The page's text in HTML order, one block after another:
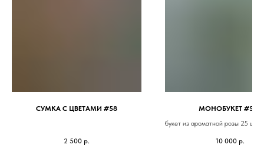
СУМКА С ЦВЕТАМИ #58
2 500 р.
МОНОБУКЕТ #547
букет из ароматной розы 25 шт .
также с букетом можно
10 000 р.